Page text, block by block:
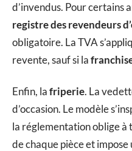
d’invendus. Pour certains
registre des revendeurs
obligatoire. La TVA
revente, sauf si la
Enfin, lafriperie. La
d’occasion. Le modèle
la réglementation oblige à
de chaque pièce et impose